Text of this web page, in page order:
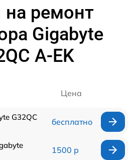
ремонт
Gigabyte
A-EK
Цена
G32QC
бесплатно
1500 р